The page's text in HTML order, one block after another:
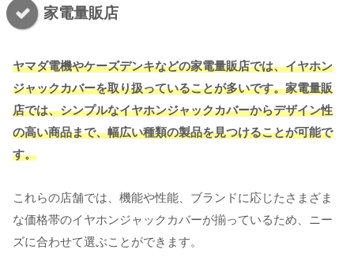
家電量販店
ヤマダ電機やケーズデンキなどの家電量販店では、イヤホン
ジャックカバーを取り扱っていることが多いです。家電量販
店では、シンプルなイヤホンジャックカバーからデザイン性
の高い商品まで、幅広い種類の製品を見つけることが可能で
す。
これらの店舗では、機能や性能、ブランドに応じたさまざま
な価格帯のイヤホンジャックカバーが揃っているため、ニー
ズに合わせて選ぶことができます。